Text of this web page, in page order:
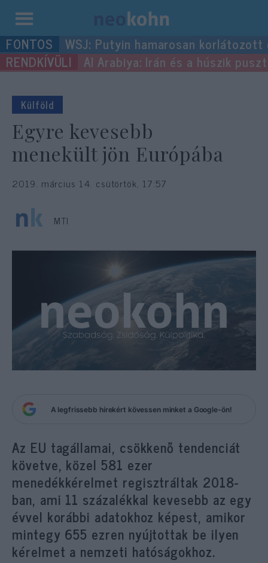
Kilépés
a
tartalomba
WSJ: Putyin hamarosan
Al Arabiya: Irán és a húszik
Külföld
Egyre kevesebb
menekült jön Európába
2019. március 14. csütörtök, 17:57
MTI
A legfrissebb hírekért kövessen minket a Google-ön!
Az EU tagállamai, csökkenő tendenciát
követve, közel 581 ezer
menedékkérelmet regisztráltak 2018-
ban, ami 11 százalékkal kevesebb az egy
évvel korábbi adatokhoz képest, amikor
mintegy 655 ezren nyújtottak be ilyen
kérelmet a nemzeti hatóságokhoz.